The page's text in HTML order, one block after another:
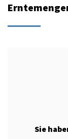
Sie